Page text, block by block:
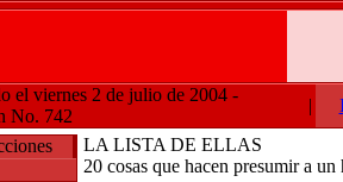
el viernes 2 de julio de 2004 -
No. 742
|
LA LISTA DE ELLAS
20 cosas que hacen presumir a un